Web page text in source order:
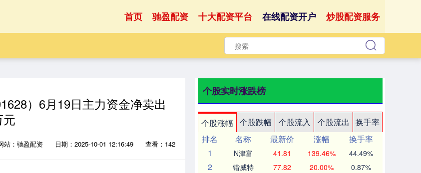
首页 驰盈配资 十大配资平台 在线配资开户 炒股配资服务
）6月19日主力资金净卖出
元
站：驰盈配资 日期：2025-10-01 12:16:49 查看：142
个股实时涨跌榜
个股涨幅 个股跌幅 个股流入 个股流出
换手率
排名
名称 最新价 涨幅
换手率
1
N津富 41.81 139.46% 44.49%
2 锴威特 77.82 20.00% 0.87%